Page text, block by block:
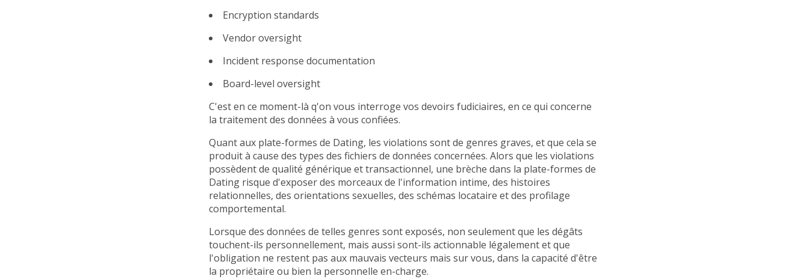
Encryption standards
Vendor oversight
Incident response documentation
Board-level oversight
C'est en ce moment-là q'on vous interroge vos devoirs fudiciaires, en ce qui concerne
la traitement des données à vous confiées.
Quant aux plate-formes de Dating, les violations sont de genres graves, et que cela se
produit à cause des types des fichiers de données concernées. Alors que les violations
possèdent de qualité générique et transactionnel, une brèche dans la plate-formes de
Dating risque d'exposer des morceaux de l'information intime, des histoires
relationnelles, des orientations sexuelles, des schémas locataire et des profilage
comportemental.
Lorsque des données de telles genres sont exposés, non seulement que les dégâts
touchent-ils personnellement, mais aussi sont-ils actionnable légalement et que
l'obligation ne restent pas aux mauvais vecteurs mais sur vous, dans la capacité d'être
la propriétaire ou bien la personnelle en-charge.